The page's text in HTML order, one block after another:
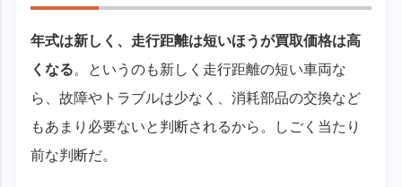
年式は新しく、走行距離は短いほうが買取価格は高
くなる。というのも新しく走行距離の短い車両な
ら、故障やトラブルは少なく、消耗部品の交換など
もあまり必要ないと判断されるから。しごく当たり
前な判断だ。